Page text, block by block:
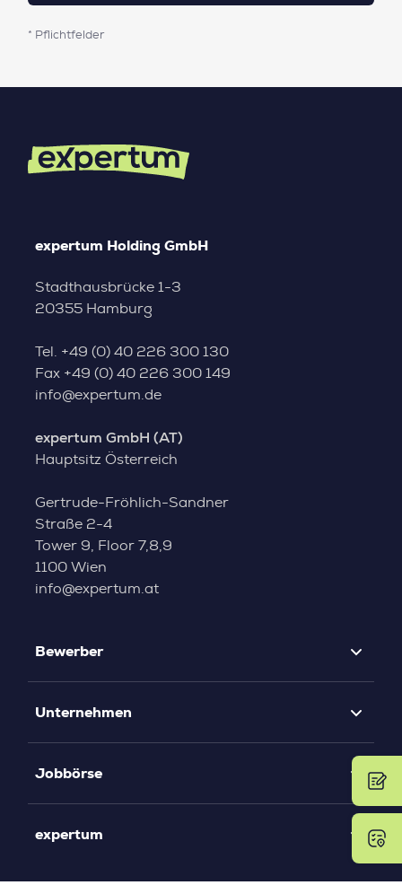
* Pflichtfelder
expertum Holding GmbH
Stadthausbrücke 1-3
20355 Hamburg
Tel. +49 (0) 40 226 300 130
Fax +49 (0) 40 226 300 149
info@expertum.de
expertum GmbH (AT)
Hauptsitz Österreich
Gertrude-Fröhlich-Sandner
Straße 2-4
Tower 9, Floor 7,8,9
1100 Wien
info@expertum.at
Bewerber
Unternehmen
Jobbörse
expertum